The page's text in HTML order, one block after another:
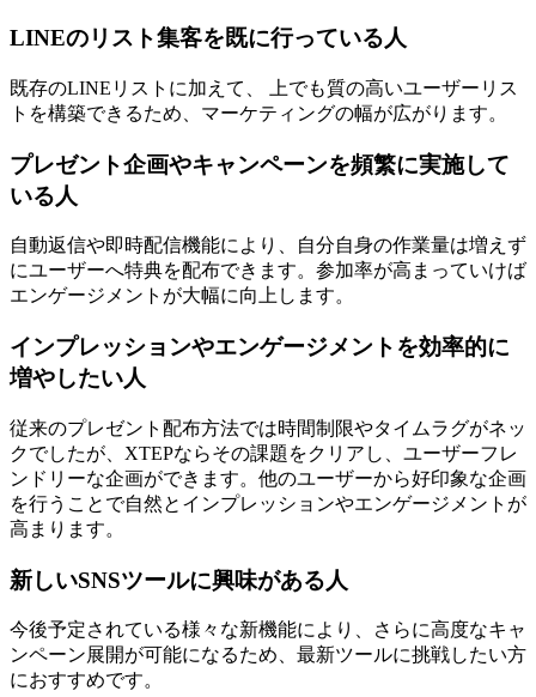
LINEのリスト集客を既に行っている人
既存のLINEリストに加えて、 上でも質の高いユーザーリス
トを構築できるため、マーケティングの幅が広がります。
プレゼント企画やキャンペーンを頻繁に実施して
いる人
自動返信や即時配信機能により、自分自身の作業量は増えず
にユーザーへ特典を配布できます。参加率が高まっていけば
エンゲージメントが大幅に向上します。
インプレッションやエンゲージメントを効率的に
増やしたい人
従来のプレゼント配布方法では時間制限やタイムラグがネッ
クでしたが、XTEPならその課題をクリアし、ユーザーフレ
ンドリーな企画ができます。他のユーザーから好印象な企画
を行うことで自然とインプレッションやエンゲージメントが
高まります。
新しいSNSツールに興味がある人
今後予定されている様々な新機能により、さらに高度なキャ
ンペーン展開が可能になるため、最新ツールに挑戦したい方
におすすめです。